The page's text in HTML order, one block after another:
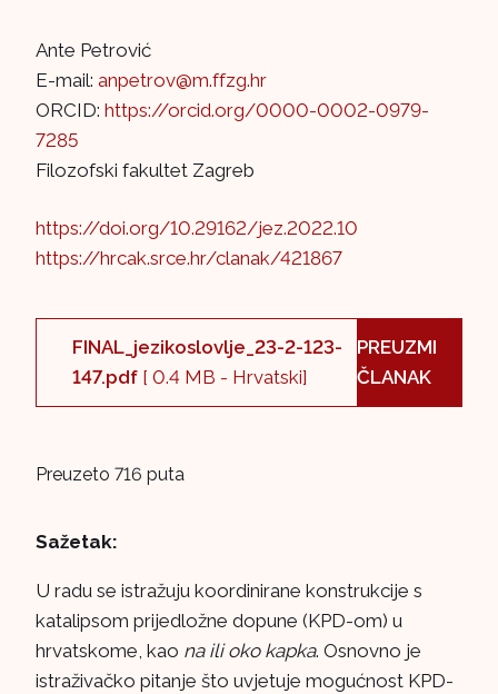
Ante Petrović
E-mail: anpetrov@m.ffzg.hr
ORCID: https://orcid.org/0000-0002-0979-
7285
Filozofski fakultet Zagreb
https://doi.org/10.29162/jez.2022.10
https://hrcak.srce.hr/clanak/421867
FINAL_jezikoslovlje_23-2-123-
147.pdf [ 0.4 MB - Hrvatski]
PREUZMI
ČLANAK
Preuzeto 716 puta
Sažetak:
U radu se istražuju koordinirane konstrukcije s
katalipsom prijedložne dopune (KPD-om) u
hrvatskome, kao na ili oko kapka. Osnovno je
istraživačko pitanje što uvjetuje mogućnost KPD-